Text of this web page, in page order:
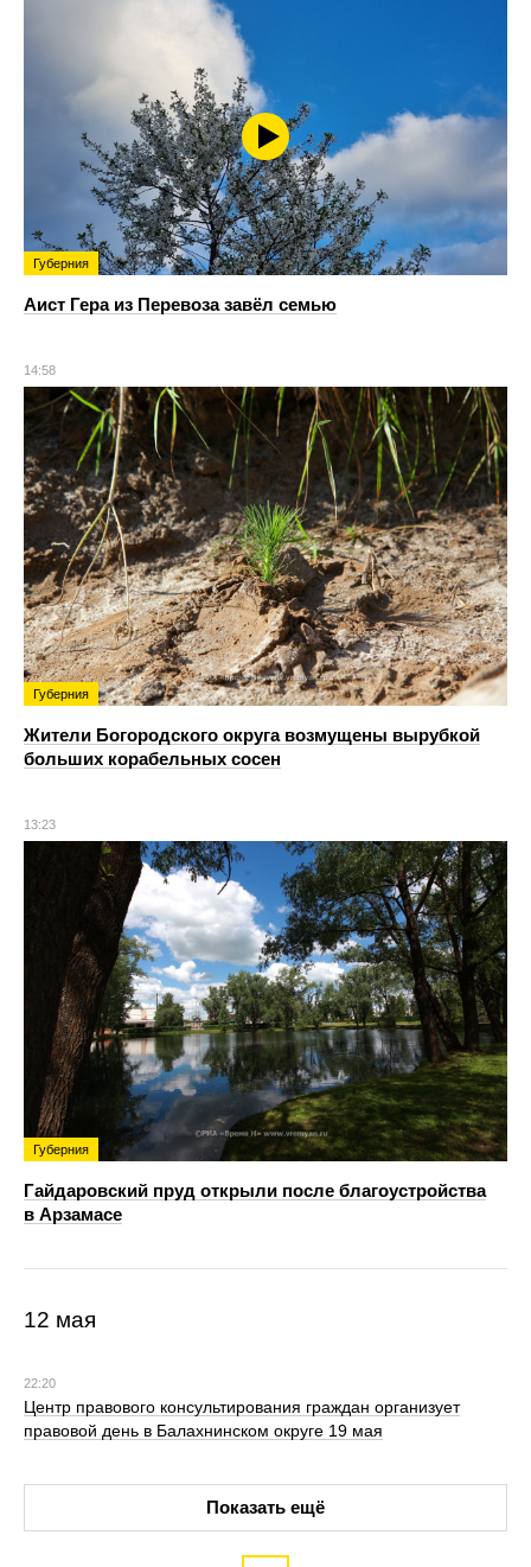
Губерния
Аист Гера из Перевоза завёл семью
14:58
Губерния
Жители Богородского округа возмущены вырубкой
больших корабельных сосен
13:23
Губерния
Гайдаровский пруд открыли после благоустройства
в Арзамасе
12 мая
22:20
Центр правового консультирования граждан организует
правовой день в Балахнинском округе 19 мая
Показать ещё